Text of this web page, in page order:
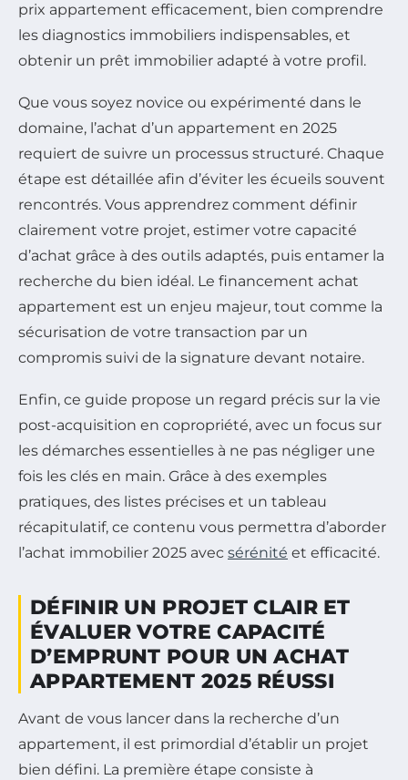
prix appartement efficacement, bien comprendre
les diagnostics immobiliers indispensables, et
obtenir un prêt immobilier adapté à votre profil.
Que vous soyez novice ou expérimenté dans le
domaine, l’achat d’un appartement en 2025
requiert de suivre un processus structuré. Chaque
étape est détaillée afin d’éviter les écueils souvent
rencontrés. Vous apprendrez comment définir
clairement votre projet, estimer votre capacité
d’achat grâce à des outils adaptés, puis entamer la
recherche du bien idéal. Le financement achat
appartement est un enjeu majeur, tout comme la
sécurisation de votre transaction par un
compromis suivi de la signature devant notaire.
Enfin, ce guide propose un regard précis sur la vie
post-acquisition en copropriété, avec un focus sur
les démarches essentielles à ne pas négliger une
fois les clés en main. Grâce à des exemples
pratiques, des listes précises et un tableau
récapitulatif, ce contenu vous permettra d’aborder
l’achat immobilier 2025 avec sérénité et efficacité.
DÉFINIR UN PROJET CLAIR ET
ÉVALUER VOTRE CAPACITÉ
D’EMPRUNT POUR UN ACHAT
APPARTEMENT 2025 RÉUSSI
Avant de vous lancer dans la recherche d’un
appartement, il est primordial d’établir un projet
bien défini. La première étape consiste à